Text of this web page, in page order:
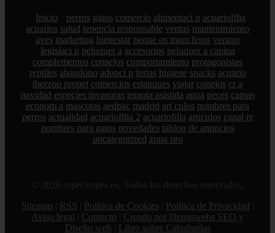
Inicio perros gatos comercio alimentaci n acuariofilia
acuarios salud tenencia responsable ventas mantenimiento
aves marketing bienestar peque os mam feros verano
legislaci n peluquer a accesorios peluquer a canina
complementos consejos comportamiento protagonistas
reptiles abandono adopci n ferias higiene snacks acuario
iberzoo propet comercios estanques viajar conejos cr a
navidad especies invasoras terapia asistida agua peces camas
econom a mascotas aedpac madrid art culos nombres para
perros actualidad acuariofilia 2 acuariofilia articulos canal tv
nombres para gatos novedades tablon de anuncios
uncategorized zona pro
© 2026 especiespro.es. Todos los derechos reservados.
Sitemap
RSS Política de Cookies Política de Privacidad
Aviso legal
Contacto
Creado por 0lemiswebs SEO y
Diseño web
Libro sobre Cabañuelas